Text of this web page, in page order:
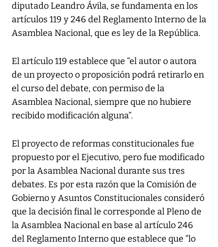
diputado Leandro Ávila, se fundamenta en los
artículos 119 y 246 del Reglamento Interno de la
Asamblea Nacional, que es ley de la República.
El artículo 119 establece que “el autor o autora
de un proyecto o proposición podrá retirarlo en
el curso del debate, con permiso de la
Asamblea Nacional, siempre que no hubiere
recibido modificación alguna”.
El proyecto de reformas constitucionales fue
propuesto por el Ejecutivo, pero fue modificado
por la Asamblea Nacional durante sus tres
debates. Es por esta razón que la Comisión de
Gobierno y Asuntos Constitucionales consideró
que la decisión final le corresponde al Pleno de
la Asamblea Nacional en base al artículo 246
del Reglamento Interno que establece que “lo